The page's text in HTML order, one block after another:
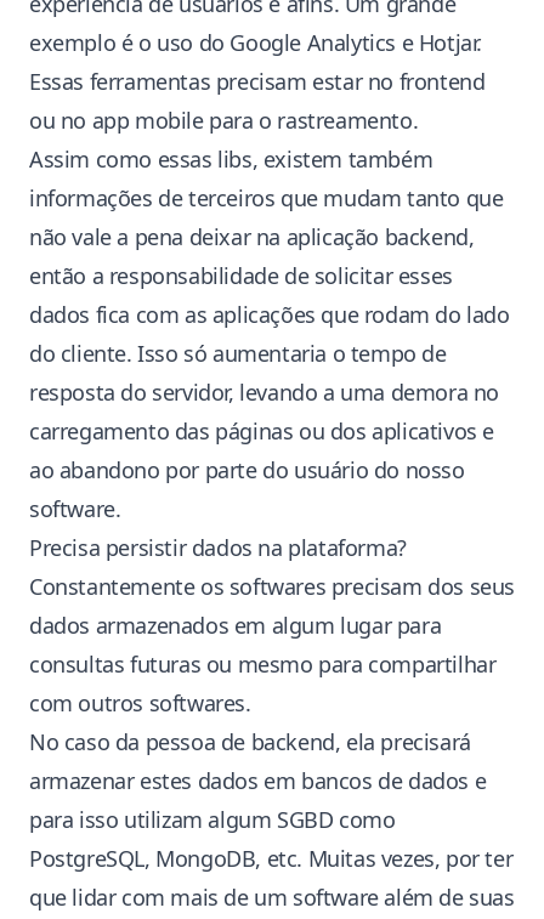
exemplo é o uso do Google Analytics e Hotjar.
Essas ferramentas precisam estar no frontend
ou no app mobile para o rastreamento.
Assim como essas libs, existem também
informações de terceiros que mudam tanto que
não vale a pena deixar na aplicação backend,
então a responsabilidade de solicitar esses
dados fica com as aplicações que rodam do lado
do cliente. Isso só aumentaria o tempo de
resposta do servidor, levando a uma demora no
carregamento das páginas ou dos aplicativos e
ao abandono por parte do usuário do nosso
software.
Precisa persistir dados na plataforma?
Constantemente os softwares precisam dos seus
dados armazenados em algum lugar para
consultas futuras ou mesmo para compartilhar
com outros softwares.
No caso da pessoa de backend, ela precisará
armazenar estes dados em bancos de dados e
para isso utilizam algum SGBD como
PostgreSQL, MongoDB, etc. Muitas vezes, por ter
que lidar com mais de um software além de suas